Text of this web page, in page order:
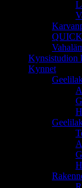
Kynsistudion
Kynnet